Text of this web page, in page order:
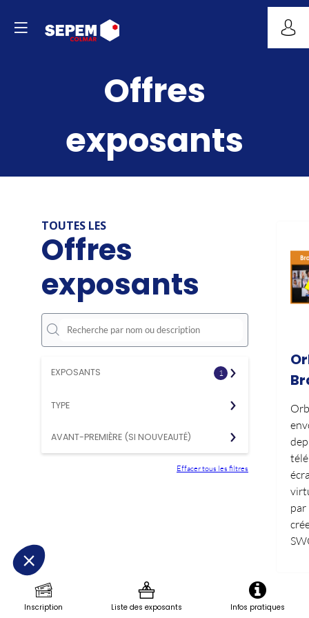
Offres
exposants
TOUTES LES
Offres
exposants
EXPOSANTS 1
TYPE
AVANT-PREMIÈRE (SI NOUVEAUTÉ)
Effacer tous les filtres
par
Inscription Liste des exposants Infos pratiques